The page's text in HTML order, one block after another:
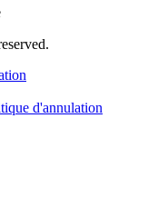
d'annulation